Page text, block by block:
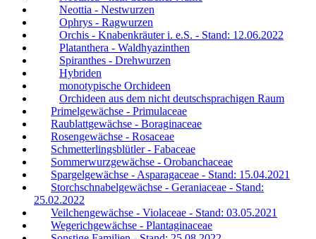
Neottia - Nestwurzen
Ophrys - Ragwurzen
Orchis - Knabenkräuter i. e.S. - Stand: 12.06.2022
Platanthera - Waldhyazinthen
Spiranthes - Drehwurzen
Hybriden
monotypische Orchideen
Orchideen aus dem nicht deutschsprachigen Raum
Primelgewächse - Primulaceae
Raublattgewächse - Boraginaceae
Rosengewächse - Rosaceae
Schmetterlingsblütler - Fabaceae
Sommerwurzgewächse - Orobanchaceae
Spargelgewächse - Asparagaceae - Stand: 15.04.2021
Storchschnabelgewächse - Geraniaceae - Stand:
25.02.2022
Veilchengewächse - Violaceae - Stand: 03.05.2021
Wegerichgewächse - Plantaginaceae